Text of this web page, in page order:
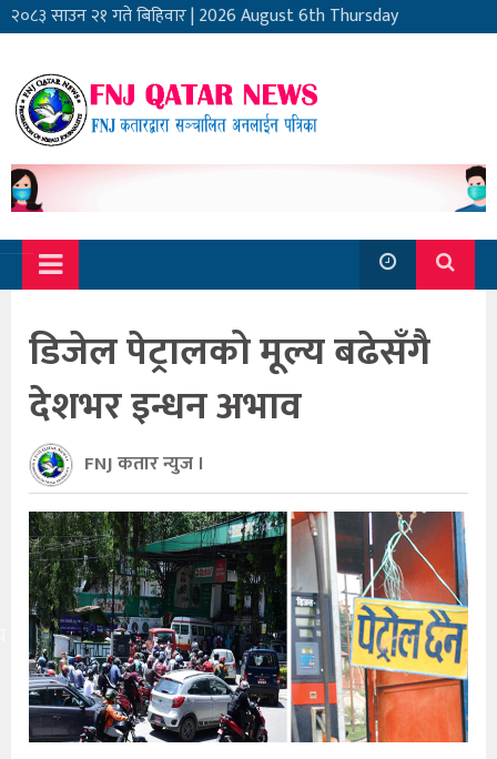
२०८३ साउन २१ गते बिहिवार|2026 August 6th Thursday
डिजेल पेट्रालको मूल्य बढेसँगै
देशभर इन्धन अभाव
FNJ कतार न्युज ।